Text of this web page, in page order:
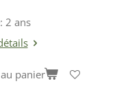
2 ans
panier